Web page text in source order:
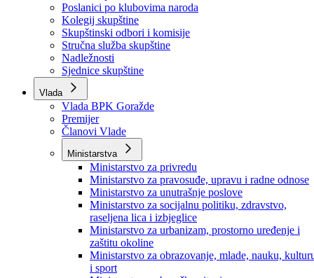
Skupština BPK Goražde
Rukovodstvo
Poslanici po strankama
Poslanici po klubovima naroda
Kolegij skupštine
Skupštinski odbori i komisije
Stručna služba skupštine
Nadležnosti
Sjednice skupštine
Vlada
Vlada BPK Goražde
Premijer
Članovi Vlade
Ministarstva
Ministarstvo za privredu
Ministarstvo za pravosuđe, upravu i radne odnose
Ministarstvo za unutrašnje poslove
Ministarstvo za socijalnu politiku, zdravstvo,
raseljena lica i izbjeglice
Ministarstvo za urbanizam, prostorno uređenje i